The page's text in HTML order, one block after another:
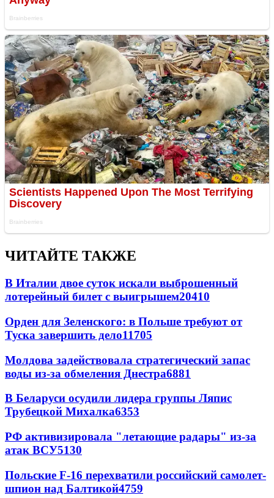
ЧИТАЙТЕ ТАКЖЕ
В Италии двое суток искали выброшенный
лотерейный билет с выигрышем20410
Орден для Зеленского: в Польше требуют от
Туска завершить дело11705
Молдова задействовала стратегический запас
воды из-за обмеления Днестра6881
В Беларуси осудили лидера группы Ляпис
Трубецкой Михалка6353
РФ активизировала "летающие радары" из-за
атак ВСУ5130
Польские F-16 перехватили российский самолет-
шпион над Балтикой4759